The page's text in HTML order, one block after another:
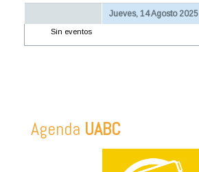
Jueves, 14 Agosto 2025
Sin eventos
Agenda UABC